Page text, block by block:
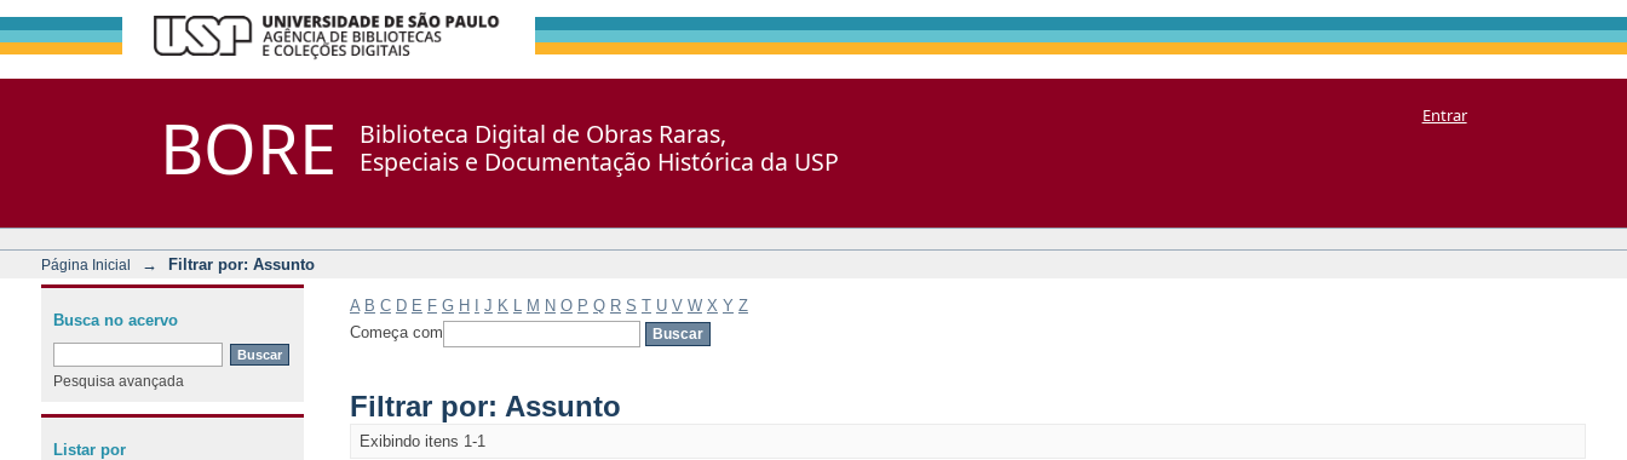
BORE
Biblioteca Digital de Obras Raras,
Especiais e Documentação Histórica da USP
Entrar
Página Inicial → Filtrar por: Assunto
A B C D E F G H J K M N O P Q R S T U V W X Y Z
Começa com
Filtrar por: Assunto
Exibindo itens 1-1
Busca no acervo
Pesquisa avançada
Listar por